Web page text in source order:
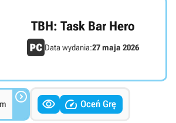
TBH: Task Bar Hero
Data wydania:27 maja 2026
   Oceń Grę